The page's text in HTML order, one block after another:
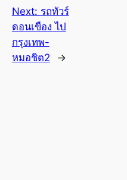
Next: รถทัวร์
ดอนเขือง ไป
กรุงเทพ-
หมอชิต2
→